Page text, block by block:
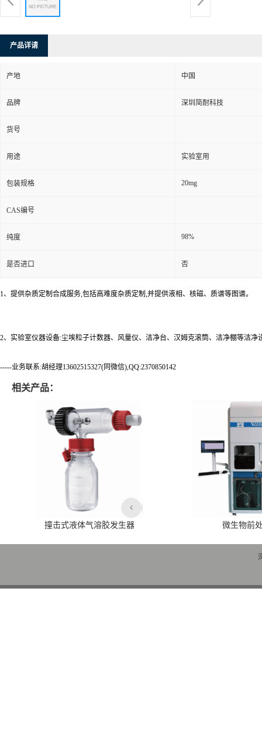
产品详请
产地 中国
品牌 深圳简耐科技
货号
用途 实验室用
包装规格 20mg
CAS编号
纯度 98%
是否进口 否
1、提供杂质定制合成服务,包括高难度杂质定制,并提供液相、核磁、质谱等图谱。
2、实验室仪器设备:尘埃粒子计数器、风量仪、洁净台、汉姆克滚筒、洁净棚等洁
-----业务联系:胡经理13602515327(同微信),QQ:2370850142
相关产品：
撞击式液体气溶胶发生器 微生物前